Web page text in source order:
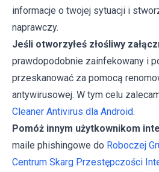
informacje o twojej sytuacji i
naprawczy.
Jeśli otworzyłeś złośliwy
prawdopodobnie zainfekowany i
przeskanować za pomocą
antywirusowej. W tym celu
Cleaner Antivirus dla Android.
Pomóż innym użytkownikom
maile phishingowe do Roboczej
Centrum Skarg Przestępczości